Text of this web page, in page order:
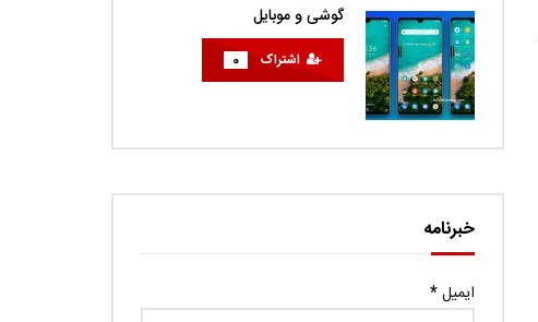
گوشی و موبایل
اشتراک 0
خبرنامه
ایمیل*